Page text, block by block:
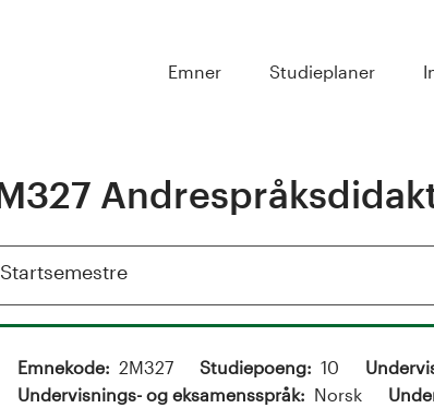
Emner Studieplaner
Vis
Startsemestre
Emnekode 2M327 Studiepoeng 10
Undervisnings- og eksamensspråk
Norsk